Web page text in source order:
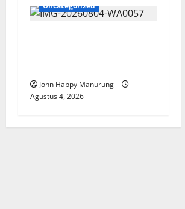
Uncategorized
John Happy Manurung
Agustus 4, 2026